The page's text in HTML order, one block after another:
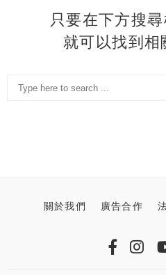
只要在下方搜
就可以找到相
關於我們 廣告合作